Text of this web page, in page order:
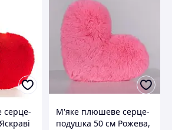
М'яке плюшеве серце-
подушка 50 см Рожева,